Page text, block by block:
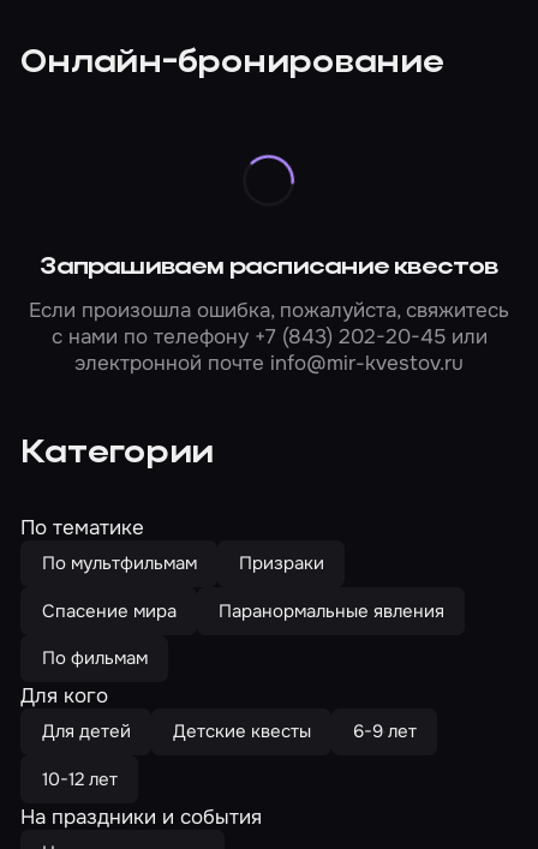
Онлайн-бронирование
Запрашиваем расписание квестов
Если произошла ошибка, пожалуйста, свяжитесь
с нами по телефону +7 (843) 202-20-45или
электронной почте info@mir-kvestov.ru
Категории
По тематике
По мультфильмам
Призраки
Спасение мира
Паранормальные явления
По фильмам
Для кого
Для детей Детские квесты
6-9 лет
10-12 лет
На праздники и события